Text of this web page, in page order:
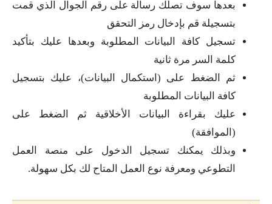
بعدها سوف تصلك رسالة على رقم الجوال الذي قمت
بتسجيلة قم بإدخال رمز التحقق
تسجيل كافة البيانات المطلوبة وبعدها عليك بتأكيد
كلمة السر مرة ثانية
ثم الضغط على (استكمال البيانات)، عليك بتسجيل
كافة البيانات المطلوبة
عليك بقراءة البيانات الأخلاقية ثم الضغط على
(الموافقة)
وبذلك يمكنك تسجيل الدخول على منصة العمل
التطوعي ومعرفة نوع العمل المتاح لك بكل سهولة.